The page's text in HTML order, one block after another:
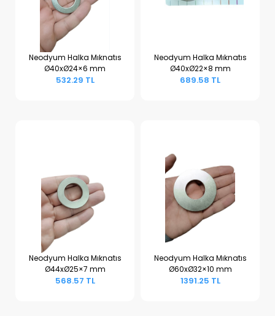
Sepete Ekle
Neodyum Halka Mıknatıs
Ø40xØ24×6 mm
532.29 TL
Sepete Ekle
Neodyum Halka Mıknatıs
Ø40xØ22×8 mm
689.58 TL
Sepete Ekle
Neodyum Halka Mıknatıs
Ø44xØ25×7 mm
568.57 TL
Sepete Ekle
Neodyum Halka Mıknatıs
Ø60xØ32×10 mm
1391.25 TL